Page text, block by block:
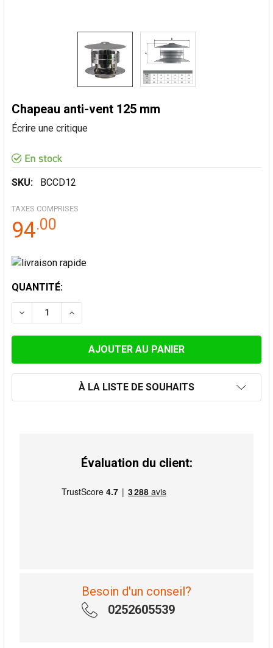
Chapeau anti-vent 125 mm
Écrire une critique
SKU: BCCD12
TAXES COMPRISES
94.00
STOCK
ACTUEL:
QUANTITÉ:
DIMINUER LA QUANTITÉ DE CHAPEAU ANTI-VENT 125
AUGMENTER LA QUANTITÉ DE CHAPEAU
À LA LISTE DE SOUHAITS
Évaluation du client:
Besoin d'un conseil?
0252605539